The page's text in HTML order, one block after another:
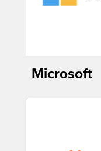
Microsoft